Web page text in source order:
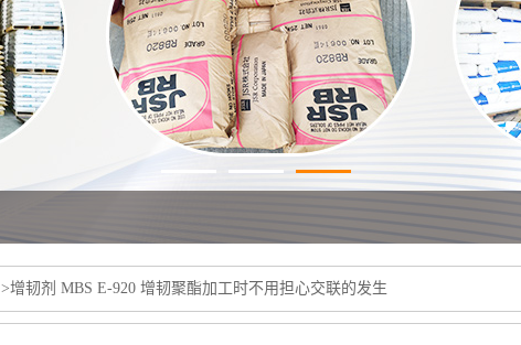
>增韧剂 MBS E-920 增韧聚酯加工时不用担心交联的发生